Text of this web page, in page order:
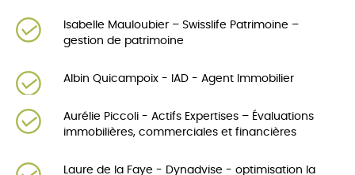
Isabelle Mauloubier – Swisslife Patrimoine –
gestion de patrimoine
Albin Quicampoix - IAD - Agent Immobilier
Aurélie Piccoli - Actifs Expertises – Évaluations
immobilières, commerciales et financières
Laure de la Faye - Dynadvise - optimisation la